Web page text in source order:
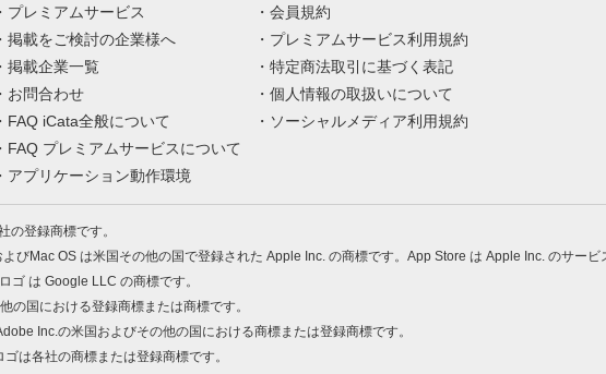
プレミアムサービス
掲載をご検討の企業様へ
掲載企業一覧
お問合わせ
FAQ iCata全般について
FAQ プレミアムサービスについて
アプリケーション動作環境
会員規約
プレミアムサービス利用規約
特定商法取引に基づく表記
個人情報の取扱いについて
ソーシャルメディア利用規約
の登録商標です。
びMac OS は米国その他の国で登録された Apple Inc. の商標です。App Store は Apple Inc. のサービ
は Google LLC の商標です。
の国における登録商標または商標です。
Inc.の米国およびその他の国における商標または登録商標です。
は各社の商標または登録商標です。